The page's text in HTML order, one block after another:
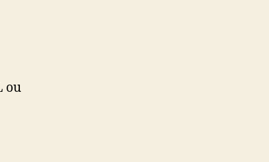
ou